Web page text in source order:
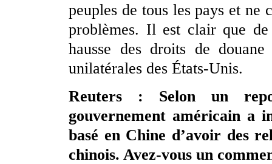
peuples de tous les pays et ne
problèmes. Il est clair que
hausse des droits de
unilatérales des États-Unis.
Reuters : Selon un
gouvernement américain a
basé en Chine d’avoir des
chinois. Avez-vous un